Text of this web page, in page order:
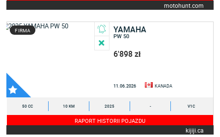
motohunt.com
FIRMA YAMAHA
PW 50
6'898 zł
11.06.2026 KANADA
50 CC 10 KM 2025 - V1C
RAPORT HISTORII POJAZDU
kijiji.ca